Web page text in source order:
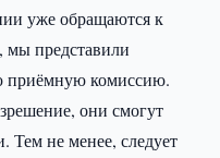
уже обращаются к
представили
приёмную комиссию.
они смогут
Тем не менее, следует